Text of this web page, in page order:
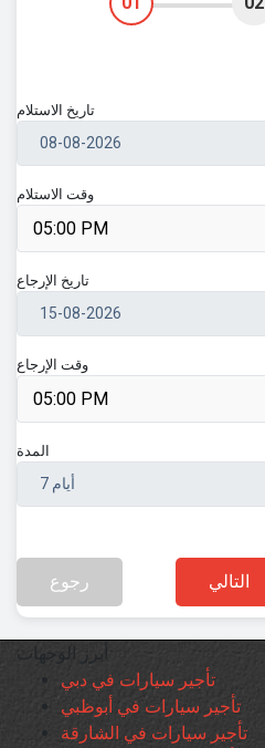
تاريخ الاستلام
وقت الاستلام
تاريخ الإرجاع
وقت الإرجاع
المدة
رجوع التالي
أبرز الوجهات
تأجير سيارات في دبي
تأجير سيارات في أبوظبي
تأجير سيارات في الشارقة